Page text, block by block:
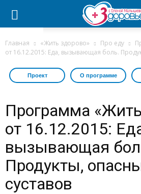
Главная «Жить здорово» Про еду
от 16.12.2015: Еда, вызывающая боль.
Проект О программе
Программа
от 16.12.2015:
вызывающая
Продукты,
суставов